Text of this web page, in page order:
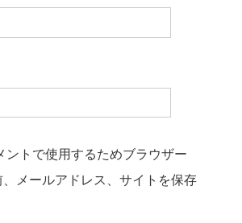
ントで使用するためブラウザー
メールアドレス、サイトを保存